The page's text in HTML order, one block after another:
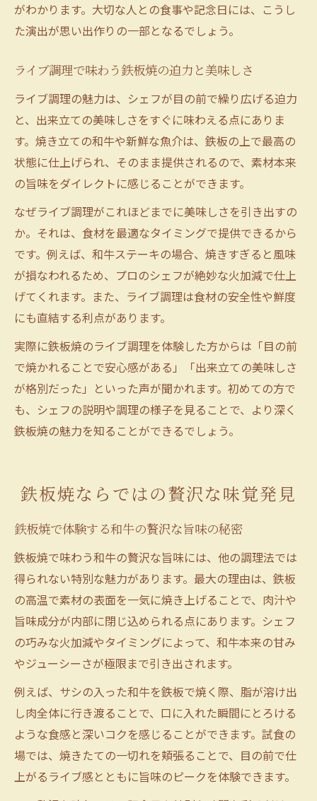
がわかります。大切な人との食事や記念日には、こうし
た演出が思い出作りの一部となるでしょう。
ライブ調理で味わう鉄板焼の迫力と美味しさ
ライブ調理の魅力は、シェフが目の前で繰り広げる迫力
と、出来立ての美味しさをすぐに味わえる点にありま
す。焼き立ての和牛や新鮮な魚介は、鉄板の上で最高の
状態に仕上げられ、そのまま提供されるので、素材本来
の旨味をダイレクトに感じることができます。
なぜライブ調理がこれほどまでに美味しさを引き出すの
か。それは、食材を最適なタイミングで提供できるから
です。例えば、和牛ステーキの場合、焼きすぎると風味
が損なわれるため、プロのシェフが絶妙な火加減で仕上
げてくれます。また、ライブ調理は食材の安全性や鮮度
にも直結する利点があります。
実際に鉄板焼のライブ調理を体験した方からは「目の前
で焼かれることで安心感がある」「出来立ての美味しさ
が格別だった」といった声が聞かれます。初めての方で
も、シェフの説明や調理の様子を見ることで、より深く
鉄板焼の魅力を知ることができるでしょう。
鉄板焼ならではの贅沢な味覚発見
鉄板焼で体験する和牛の贅沢な旨味の秘密
鉄板焼で味わう和牛の贅沢な旨味には、他の調理法では
得られない特別な魅力があります。最大の理由は、鉄板
の高温で素材の表面を一気に焼き上げることで、肉汁や
旨味成分が内部に閉じ込められる点にあります。シェフ
の巧みな火加減やタイミングによって、和牛本来の甘み
やジューシーさが極限まで引き出されます。
例えば、サシの入った和牛を鉄板で焼く際、脂が溶け出
し肉全体に行き渡ることで、口に入れた瞬間にとろける
ような食感と深いコクを感じることができます。試食の
場では、焼きたての一切れを頬張ることで、目の前で仕
上がるライブ感とともに旨味のピークを体験できます。